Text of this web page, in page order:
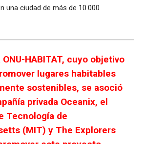
una ciudad de más de 10.000
HABITAT, cuyo objetivo
lugares habitables
sostenibles, se asoció
privada Oceanix, el
Tecnología de
(MIT) y The Explorers